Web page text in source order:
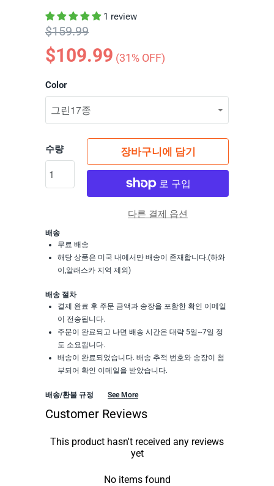
1 review
$159.99
$109.99 (31% OFF)
Color
수량 장바구니에 담기
다른 결제 옵션
배송
무료 배송
해당 상품은 미국 내에서만 배송이 존재합니다.(하와
이,알래스카 지역 제외)
배송 절차
결제 완료 후 주문 금액과 송장을 포함한 확인 이메일
이 전송됩니다.
주문이 완료되고 나면 배송 시간은 대략 5일~7일 정
도 소요됩니다.
배송이 완료되었습니다. 배송 추적 번호와 송장이 첨
부되어 확인 이메일을 받았습니다.
배송/환불 규정 See More
Customer Reviews
This product hasn't received any reviews
yet
No items found